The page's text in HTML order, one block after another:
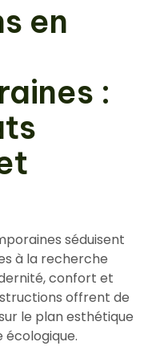
en
:
séduisent
à la recherche
confort et
offrent de
le plan esthétique
écologique.